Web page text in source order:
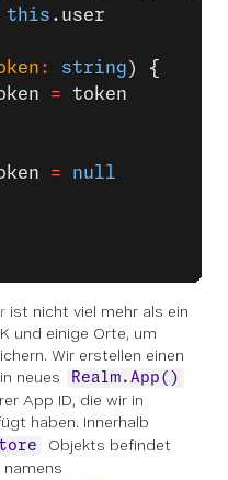
this .user
: string ) {
= token
= null
ist nicht viel mehr als ein
und einige Orte, um
Wir erstellen einen
neues
Realm.App()
App ID, die wir in
haben. Innerhalb
Objekts befindet
namens